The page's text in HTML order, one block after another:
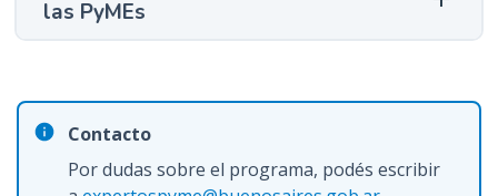
las PyMEs
Contacto
Por dudas sobre el programa, podés escribir